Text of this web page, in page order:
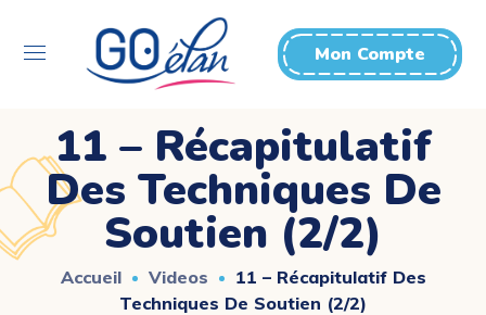
Mon Compte
11 – Récapitulatif
Des Techniques De
Soutien (2/2)
Accueil Videos
11 – Récapitulatif Des
Techniques De Soutien (2/2)